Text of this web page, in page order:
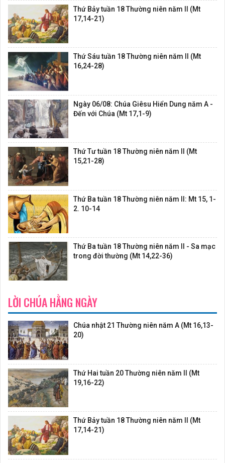
Thứ Bảy tuần 18 Thường niên năm II (Mt
17,14-21)
Thứ Sáu tuần 18 Thường niên năm II (Mt
16,24-28)
Ngày 06/08: Chúa Giêsu Hiển Dung năm A -
Đến với Chúa (Mt 17,1-9)
Thứ Tư tuần 18 Thường niên năm II (Mt
15,21-28)
Thứ Ba tuần 18 Thường niên năm II: Mt 15, 1-
2. 10-14
Thứ Ba tuần 18 Thường niên năm II - Sa mạc
trong đời thường (Mt 14,22-36)
LỜI CHÚA HẰNG NGÀY
Chúa nhật 21 Thường niên năm A (Mt 16,13-
20)
Thứ Hai tuần 20 Thường niên năm II (Mt
19,16-22)
Thứ Bảy tuần 18 Thường niên năm II (Mt
17,14-21)